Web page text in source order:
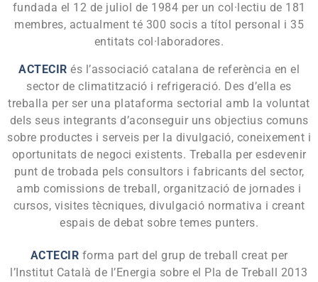
fundada el 12 de juliol de 1984 per un col·lectiu de 181
membres, actualment té 300 socis a títol personal i 35
entitats col·laboradores.
ACTECIR és l’associació catalana de referència en el
sector de climatització i refrigeració. Des d’ella es
treballa per ser una plataforma sectorial amb la voluntat
dels seus integrants d’aconseguir uns objectius comuns
sobre productes i serveis per la divulgació, coneixement i
oportunitats de negoci existents. Treballa per esdevenir
punt de trobada pels consultors i fabricants del sector,
amb comissions de treball, organització de jornades i
cursos, visites tècniques, divulgació normativa i creant
espais de debat sobre temes punters.
ACTECIR forma part del grup de treball creat per
l’Institut Català de l’Energia sobre el Pla de Treball 2013